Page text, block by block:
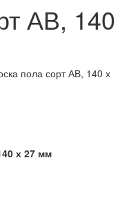
АВ, 140
пола сорт АВ, 140 х
х 27 мм